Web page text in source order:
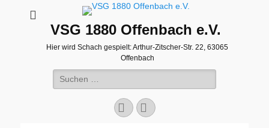
VSG 1880 Offenbach e.V.
Hier wird Schach gespielt: Arthur-Zitscher-Str. 22, 63065
Offenbach
Suche
nach:
FacebookWordPress